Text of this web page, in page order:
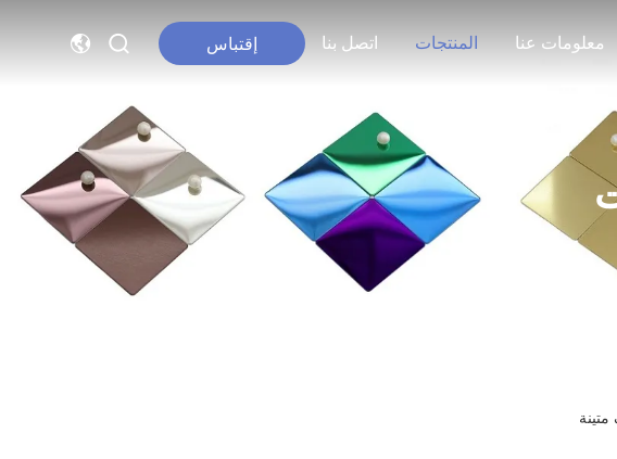
معلومات عنا المنتجات اتصل بنا إقتباس